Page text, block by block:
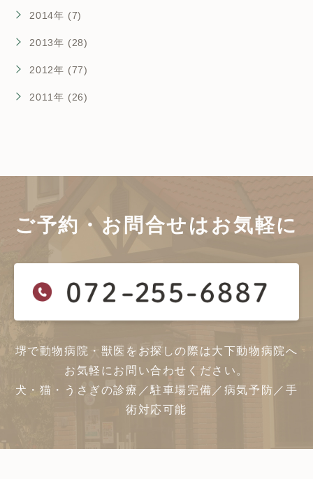
2014年 (7)
2013年 (28)
2012年 (77)
2011年 (26)
ご予約・お問合せは お気軽に
堺で動物病院・獣医をお探しの際は大下動物病院へ
お気軽にお問い合わせください。
犬・猫・うさぎの診療／駐車場完備／病気予防／手
術対応可能